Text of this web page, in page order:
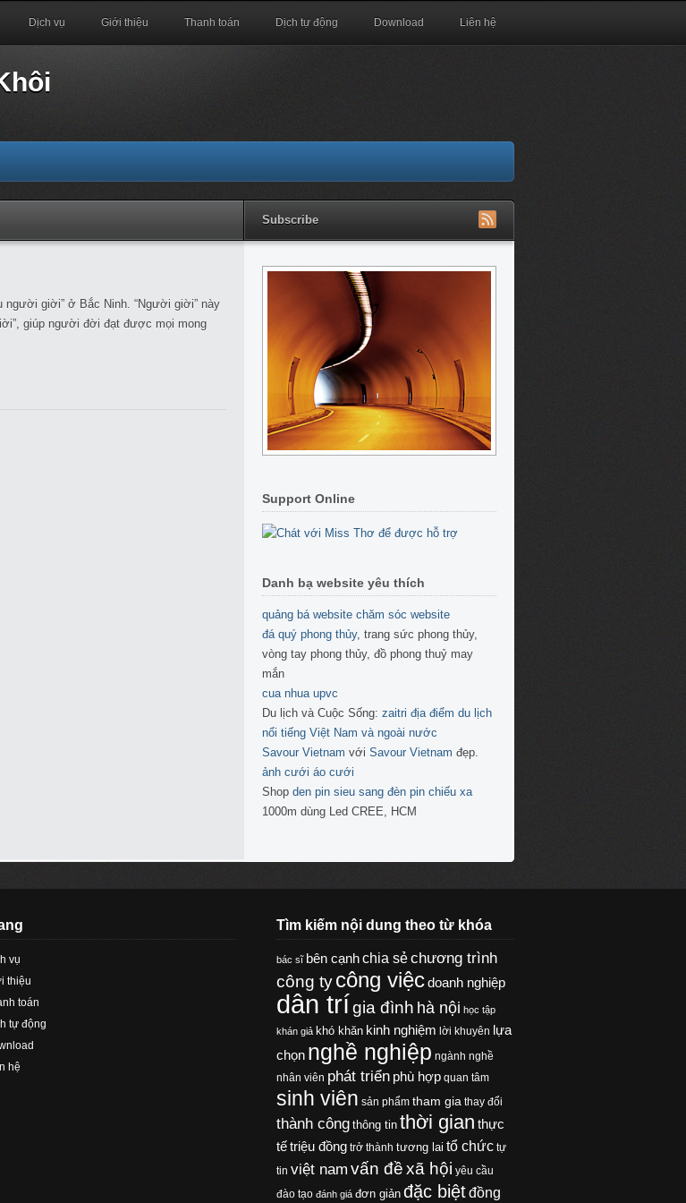
Dịch vụ Giới thiệu Thanh toán Dịch tự động Download Liên hệ
Subscribe
người giời” ở Bắc Ninh. “Người giời” này
giúp người đời đạt được mọi mong
Support Online
Danh bạ website yêu thích
quảng bá website chăm sóc website
đá quý phong thủy, trang sức phong thủy,
vòng tay phong thủy, đồ phong thuỷ may
mắn
cua nhua upvc
Du lịch và Cuộc Sống: zaitri địa điểm du lịch
nổi tiếng Việt Nam và ngoài nước
Savour Vietnam với Savour Vietnam đẹp.
ảnh cưới áo cưới
Shop den pin sieu sang đèn pin chiếu xa
1000m dùng Led CREE, HCM
vụ
thiệu
toán
tự động
hệ
Tìm kiếm nội dung theo từ khóa
bác sĩ bên cạnhchia sẻchương trình
công tycông việcdoanh nghiệp
dân trígia đình hà nội học tập
khán giả khó khăn kinh nghiệm lời khuyên lựa
chọn nghề nghiệp ngành nghề
nhân viên phát triển phù hợp quan tâm
sinh viên sản phẩm tham gia thay đổi
thành công thông tin thời gian thực
tếtriệu đồng trở thành tương lai tổ chức tự
tin việt nam vấn đềxã hội yêu cầu
đào tạo đánh giá đơn giản đặc biệtđồng